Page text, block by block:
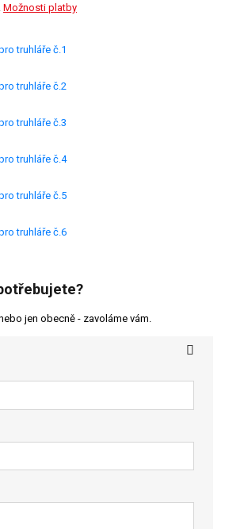
Možnosti platby
jen obecně - zavoláme vám.